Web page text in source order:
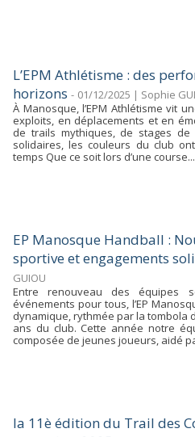
L’EPM Athlétisme : des
horizons - 01/12/2025 | Sophie
À Manosque, l’EPM Athlétisme vit
exploits, en déplacements et en
de trails mythiques, de stages de
solidaires, les couleurs du club
temps Que ce soit lors d’une course...
EP Manosque Handball :
sportive et engagements
GUIOU
Entre renouveau des équipes
événements pour tous, l’EP
dynamique, rythmée par la tombola
ans du club. Cette année notre
composée de jeunes joueurs, aidé
la 11è édition du Trail des